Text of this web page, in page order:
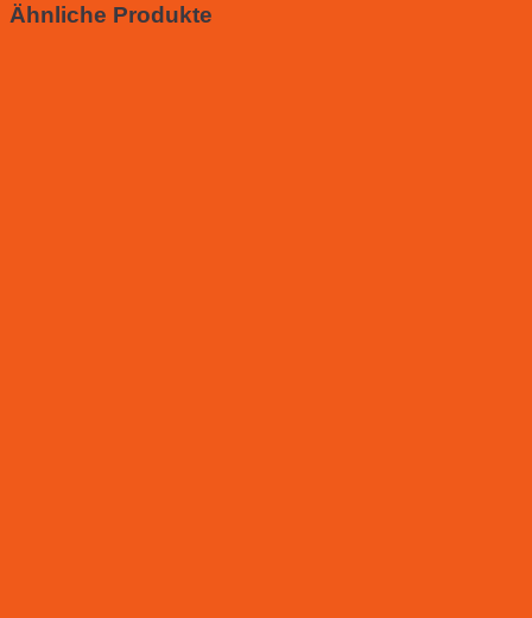
Ähnliche Produkte